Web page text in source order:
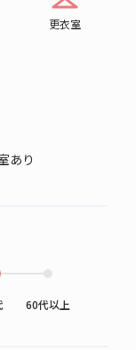
更衣室
あり
60代以上